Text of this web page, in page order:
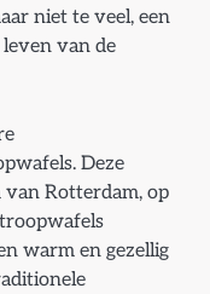
niet te veel, een
van de
Deze
Rotterdam, op
warm en gezellig